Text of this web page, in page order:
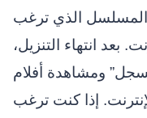
المسلسل الذي ترغب
بعد انتهاء التنزيل،
ومشاهدة أفلام
إذا كنت ترغب